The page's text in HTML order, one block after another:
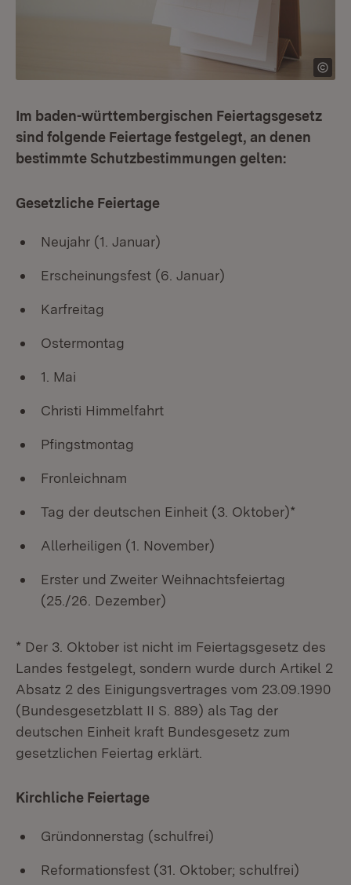
Im baden-württembergischen Feiertagsgesetz
sind folgende Feiertage festgelegt, an denen
bestimmte Schutzbestimmungen gelten:
Gesetzliche Feiertage
Neujahr (1. Januar)
Erscheinungsfest (6. Januar)
Karfreitag
Ostermontag
1. Mai
Christi Himmelfahrt
Pfingstmontag
Fronleichnam
Tag der deutschen Einheit (3. Oktober)*
Allerheiligen (1. November)
Erster und Zweiter Weihnachtsfeiertag
(25./26. Dezember)
* Der 3. Oktober ist nicht im Feiertagsgesetz des
Landes festgelegt, sondern wurde durch Artikel 2
Absatz 2 des Einigungsvertrages vom 23.09.1990
(Bundesgesetzblatt II S. 889) als Tag der
deutschen Einheit kraft Bundesgesetz zum
gesetzlichen Feiertag erklärt.
Kirchliche Feiertage
Gründonnerstag (schulfrei)
Reformationsfest (31. Oktober; schulfrei)